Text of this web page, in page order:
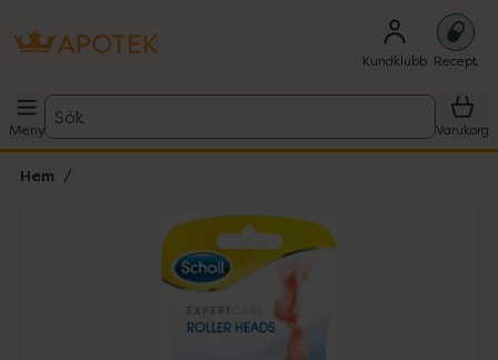
Kundklubb Recept
Meny
Sök
Varukorg
Hem
Lista: . Innehåller 1 objekt.
Hoppa över Lista